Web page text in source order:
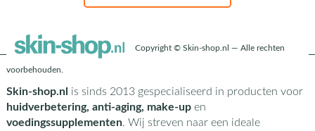
Copyright © Skin-shop.nl — Alle rechten
voorbehouden.
Skin-shop.nl is sinds 2013 gespecialiseerd in producten voor
huidverbetering, anti-aging, make-upen
voedingssupplementen. Wij streven naar een ideale